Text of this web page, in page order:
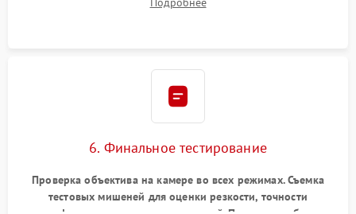
бэк
6. Финальное тестирование
Проверка объектива на камере во всех режимах. Съемка
тестовых мишеней для оценки резкости, точности